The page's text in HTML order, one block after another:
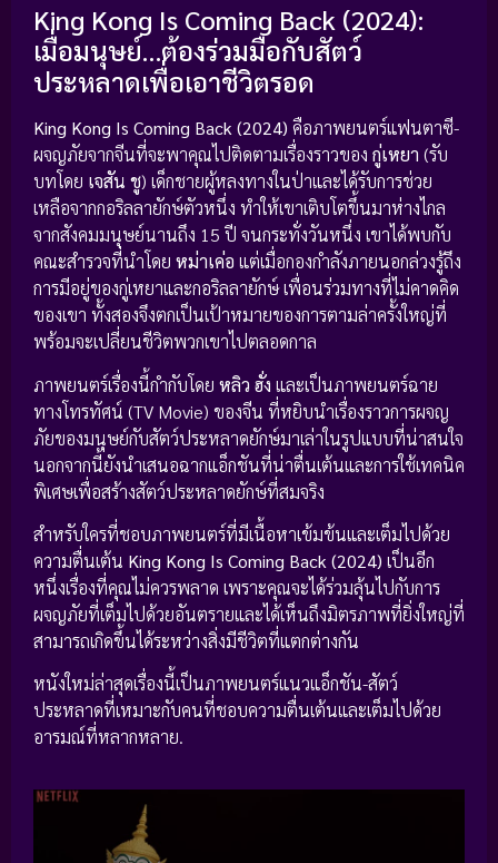
King Kong Is Coming Back (2024):
เมื่อมนุษย์…ต้องร่วมมือกับสัตว์
ประหลาดเพื่อเอาชีวิตรอด
King Kong Is Coming Back (2024) คือภาพยนตร์แฟนตาซี-
ผจญภัยจากจีนที่จะพาคุณไปติดตามเรื่องราวของ กู่เหยา (รับ
บทโดย เจสัน ชู) เด็กชายผู้หลงทางในป่าและได้รับการช่วย
เหลือจากกอริลลายักษ์ตัวหนึ่ง ทำให้เขาเติบโตขึ้นมาห่างไกล
จากสังคมมนุษย์นานถึง 15 ปี จนกระทั่งวันหนึ่ง เขาได้พบกับ
คณะสำรวจที่นำโดย หม่าเค่อ แต่เมื่อกองกำลังภายนอกล่วงรู้ถึง
การมีอยู่ของกู่เหยาและกอริลลายักษ์ เพื่อนร่วมทางที่ไม่คาดคิด
ของเขา ทั้งสองจึงตกเป็นเป้าหมายของการตามล่าครั้งใหญ่ที่
พร้อมจะเปลี่ยนชีวิตพวกเขาไปตลอดกาล
ภาพยนตร์เรื่องนี้กำกับโดย หลิว ฮั่ง และเป็นภาพยนตร์ฉาย
ทางโทรทัศน์ (TV Movie) ของจีน ที่หยิบนำเรื่องราวการผจญ
ภัยของมนุษย์กับสัตว์ประหลาดยักษ์มาเล่าในรูปแบบที่น่าสนใจ
นอกจากนี้ยังนำเสนอฉากแอ็กชันที่น่าตื่นเต้นและการใช้เทคนิค
พิเศษเพื่อสร้างสัตว์ประหลาดยักษ์ที่สมจริง
สำหรับใครที่ชอบภาพยนตร์ที่มีเนื้อหาเข้มข้นและเต็มไปด้วย
ความตื่นเต้น King Kong Is Coming Back (2024) เป็นอีก
หนึ่งเรื่องที่คุณไม่ควรพลาด เพราะคุณจะได้ร่วมลุ้นไปกับการ
ผจญภัยที่เต็มไปด้วยอันตรายและได้เห็นถึงมิตรภาพที่ยิ่งใหญ่ที่
สามารถเกิดขึ้นได้ระหว่างสิ่งมีชีวิตที่แตกต่างกัน
หนังใหม่ล่าสุดเรื่องนี้เป็นภาพยนตร์แนวแอ็กชัน-สัตว์
ประหลาดที่เหมาะกับคนที่ชอบความตื่นเต้นและเต็มไปด้วย
อารมณ์ที่หลากหลาย.